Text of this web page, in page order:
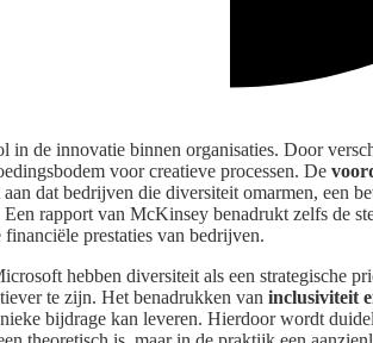
in de innovatie binnen organisaties. Door
voor creatieve processen. De
dat bedrijven die diversiteit omarmen, een
rapport van McKinsey benadrukt zelfs de
prestaties van bedrijven.
hebben diversiteit als een strategische
te zijn. Het benadrukken van inclusiviteit
bijdrage kan leveren. Hierdoor wordt